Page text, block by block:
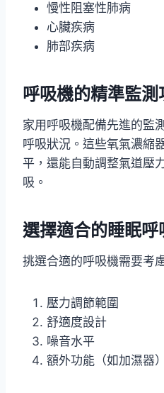
慢性阻塞性肺病
心臟疾病
肺部疾病
呼吸機的精準監測
家用呼吸機配備先進的監
呼吸狀況。這些氧氣濃縮
平，還能自動調整氣道壓
吸。
選擇適合的睡眠呼
挑選合適的呼吸機需要考
壓力調節範圍
舒適度設計
噪音水平
額外功能（如加濕器）